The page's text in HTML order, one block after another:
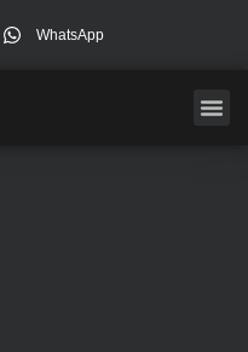
WhatsApp